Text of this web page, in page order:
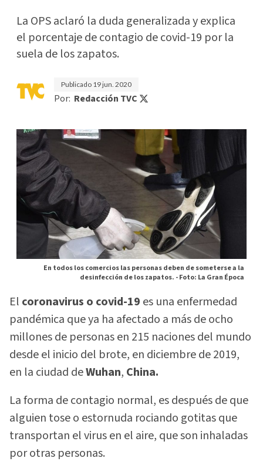
La OPS aclaró la duda generalizada y explica
el porcentaje de contagio de covid-19 por la
suela de los zapatos.
Publicado 19 jun. 2020
Por: Redacción TVC
En todos los comercios las personas deben de someterse a la
desinfección de los zapatos. -Foto: La Gran Época
El coronavirus o covid-19 es una enfermedad
pandémica que ya ha afectado a más de ocho
millones de personas en 215 naciones del mundo
desde el inicio del brote, en diciembre de 2019,
en la ciudad deWuhan, China.
La forma de contagio normal, es después de que
alguien tose o estornuda rociando gotitas que
transportan el virus en el aire, que son inhaladas
por otras personas.